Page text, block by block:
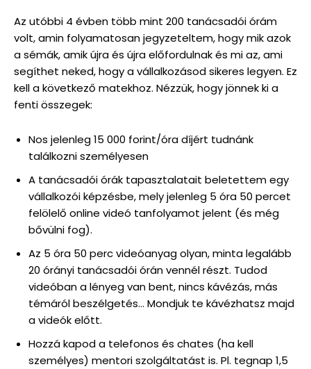
Az utóbbi 4 évben több mint 200 tanácsadói órám
volt, amin folyamatosan jegyzeteltem, hogy mik azok
a sémák, amik újra és újra előfordulnak és mi az, ami
segíthet neked, hogy a vállalkozásod sikeres legyen. Ez
kell a következő matekhoz. Nézzük, hogy jönnek ki a
fenti összegek:
Nos jelenleg 15 000 forint/óra díjért tudnánk
találkozni személyesen
A tanácsadói órák tapasztalatait beletettem egy
vállalkozói képzésbe, mely jelenleg 5 óra 50 percet
felölelő online videó tanfolyamot jelent (és még
bővülni fog).
Az 5 óra 50 perc videóanyag olyan, minta legalább
20 órányi tanácsadói órán vennél részt. Tudod
videóban a lényeg van bent, nincs kávézás, más
témáról beszélgetés… Mondjuk te kávézhatsz majd
a videók előtt.
Hozzá kapod a telefonos és chates (ha kell
személyes) mentori szolgáltatást is. Pl. tegnap 1,5